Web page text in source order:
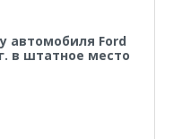
автомобиля Ford
в штатное место